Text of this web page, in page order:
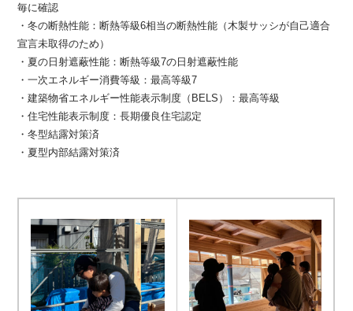
毎に確認
・冬の断熱性能：断熱等級6相当の断熱性能（木製サッシが自己適合
宣言未取得のため）
・夏の日射遮蔽性能：断熱等級7の日射遮蔽性能
・一次エネルギー消費等級：最高等級7
・建築物省エネルギー性能表示制度（BELS）：最高等級
・住宅性能表示制度：長期優良住宅認定
・冬型結露対策済
・夏型内部結露対策済